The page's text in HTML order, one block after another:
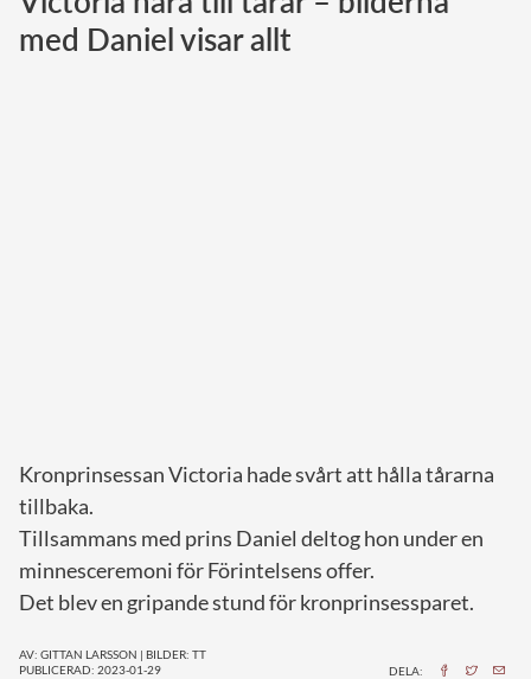
Norska kungahuset
med Daniel visar allt
Kronprinsessan Victoria hade svårt att hålla tårarna
tillbaka.
Tillsammans med prins Daniel deltog hon under en
minnesceremoni för Förintelsens offer.
Det blev en gripande stund för kronprinsessparet.
AV: GITTAN LARSSON | BILDER: TT
PUBLICERAD: 2023-01-29
DELA: